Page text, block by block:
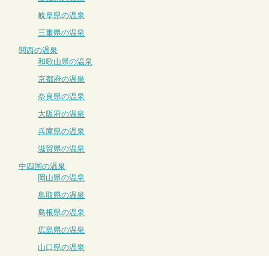
岐阜県の温泉
三重県の温泉
関西の温泉
和歌山県の温泉
京都府の温泉
奈良県の温泉
大阪府の温泉
兵庫県の温泉
滋賀県の温泉
中四国の温泉
岡山県の温泉
鳥取県の温泉
島根県の温泉
広島県の温泉
山口県の温泉